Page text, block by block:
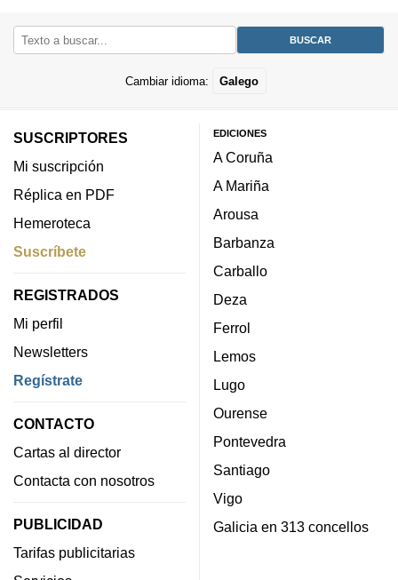
Cambiar idioma: Galego
SUSCRIPTORES
Mi suscripción
Réplica en PDF
Hemeroteca
Suscríbete
REGISTRADOS
Mi perfil
Newsletters
Regístrate
CONTACTO
Cartas al director
Contacta con nosotros
PUBLICIDAD
Tarifas publicitarias
EDICIONES
A Coruña
A Mariña
Arousa
Barbanza
Carballo
Deza
Ferrol
Lemos
Lugo
Ourense
Pontevedra
Santiago
Vigo
Galicia en 313 concellos